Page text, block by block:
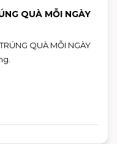
QUÀ MỖI NGÀY
QUÀ MỖI NGÀY